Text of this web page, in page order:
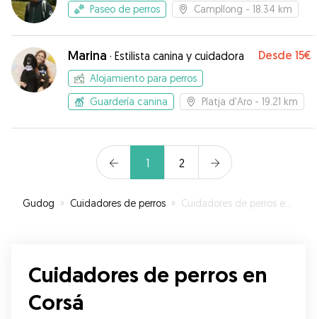
Paseo de perros Campllong - 18.34 km
Marina · Estilista canina y cuidadora Desde 15€
Alojamiento para perros
Guardería canina
Platja d'Aro - 19.21 km
1 2
Gudog » Cuidadores de perros » Cuidadores de perros en Corsá
Cuidadores de perros en
Corsá